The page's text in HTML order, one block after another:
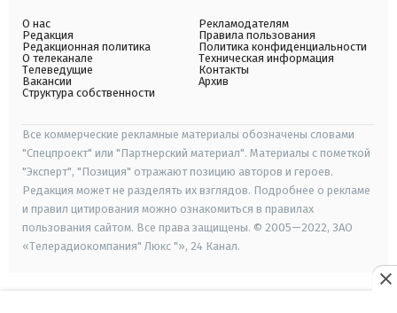
О нас
Редакция
Редакционная политика
О телеканале
Телеведущие
Вакансии
Структура собственности
Рекламодателям
Правила пользования
Политика конфиденциальности
Техническая информация
Контакты
Архив
Все коммерческие рекламные материалы обозначены словами
"Спецпроект" или "Партнерский материал". Материалы с пометкой
"Эксперт", "Позиция" отражают позицию авторов и героев.
Редакция может не разделять их взглядов. Подробнее о рекламе
и правил цитирования можно ознакомиться в правилах
пользования сайтом. Все права защищены. © 2005—2022, ЗАО
«Телерадиокомпания" Люкс "», 24 Канал.